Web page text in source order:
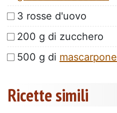
3 rosse d'uovo
200 g di zucchero
500 g di mascarpone
Ricette simili